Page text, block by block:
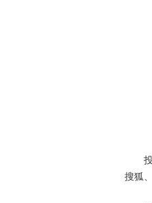
投票
搜狐